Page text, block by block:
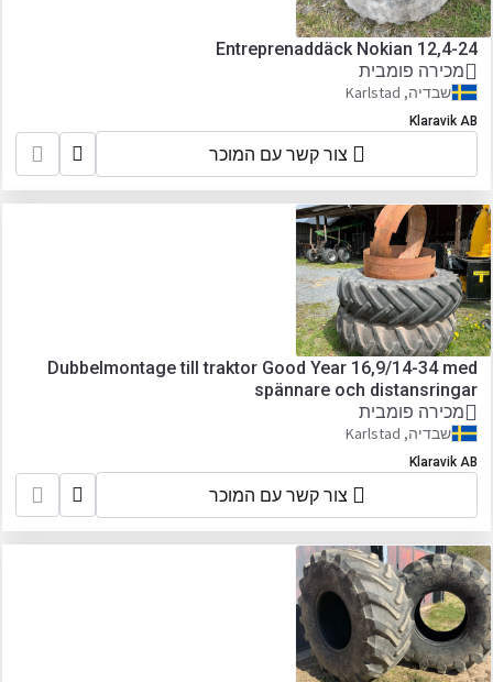
Entreprenaddäck Nokian 12,4-24
מכירה פומבית
שבדיה, Karlstad
Klaravik AB
צור קשר עם המוכר
Dubbelmontage till traktor Good Year 16,9/14-34 med
spännare och distansringar
מכירה פומבית
שבדיה, Karlstad
Klaravik AB
צור קשר עם המוכר